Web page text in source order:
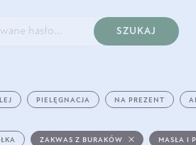
SZUKAJ
PIELĘGNACJA NA PREZENT
ZAKWAS Z BURAKÓW MASŁA I